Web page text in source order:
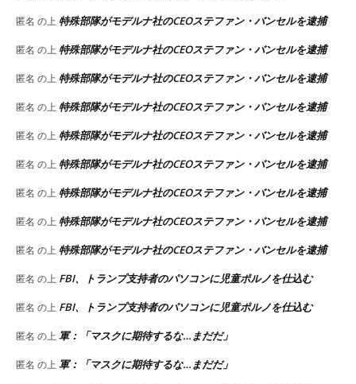
匿名 の上 特殊部隊がモデルナ社のCEOステファン・バンセルを逮捕
匿名 の上 特殊部隊がモデルナ社のCEOステファン・バンセルを逮捕
匿名 の上 特殊部隊がモデルナ社のCEOステファン・バンセルを逮捕
匿名 の上 特殊部隊がモデルナ社のCEOステファン・バンセルを逮捕
匿名 の上 特殊部隊がモデルナ社のCEOステファン・バンセルを逮捕
匿名 の上 特殊部隊がモデルナ社のCEOステファン・バンセルを逮捕
匿名 の上 特殊部隊がモデルナ社のCEOステファン・バンセルを逮捕
匿名 の上 特殊部隊がモデルナ社のCEOステファン・バンセルを逮捕
匿名 の上 特殊部隊がモデルナ社のCEOステファン・バンセルを逮捕
匿名 の上 FBI、トランプ支持者のパソコンに児童ポルノを仕込む
匿名 の上 FBI、トランプ支持者のパソコンに児童ポルノを仕込む
匿名 の上 軍：「マスクに期待するな…まだだ」
匿名 の上 軍：「マスクに期待するな…まだだ」